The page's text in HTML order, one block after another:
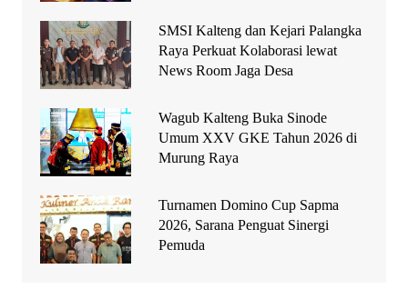
SMSI Kalteng dan Kejari Palangka
Raya Perkuat Kolaborasi lewat
News Room Jaga Desa
Wagub Kalteng Buka Sinode
Umum XXV GKE Tahun 2026 di
Murung Raya
Turnamen Domino Cup Sapma
2026, Sarana Penguat Sinergi
Pemuda